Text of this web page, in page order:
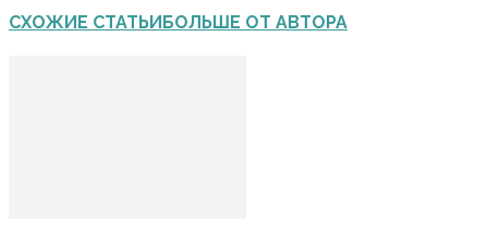
СХОЖИЕ СТАТЬИБОЛЬШЕ ОТ АВТОРА